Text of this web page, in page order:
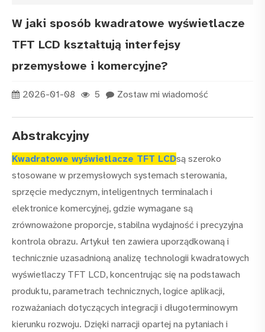
W jaki sposób kwadratowe wyświetlacze
TFT LCD kształtują interfejsy
przemysłowe i komercyjne?
2026-01-08 5 Zostaw mi wiadomość
Abstrakcyjny
Kwadratowe wyświetlacze TFT LCDsą szeroko
stosowane w przemysłowych systemach sterowania,
sprzęcie medycznym, inteligentnych terminalach i
elektronice komercyjnej, gdzie wymagane są
zrównoważone proporcje, stabilna wydajność i precyzyjna
kontrola obrazu. Artykuł ten zawiera uporządkowaną i
technicznie uzasadnioną analizę technologii kwadratowych
wyświetlaczy TFT LCD, koncentrując się na podstawach
produktu, parametrach technicznych, logice aplikacji,
rozważaniach dotyczących integracji i długoterminowym
kierunku rozwoju. Dzięki narracji opartej na pytaniach i